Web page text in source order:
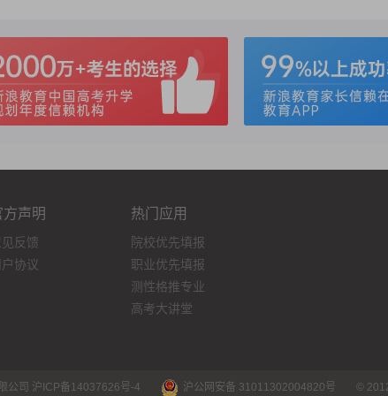
方声明
反馈
户协议
热门应用
院校优先填报
职业优先填报
测性格推专业
高考大讲堂
公司 沪ICP备14037626号-4 沪公网安备 31011302004820号 ©